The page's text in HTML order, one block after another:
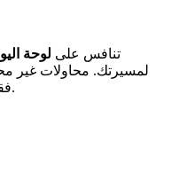
تنافس على لوحة
لمسيرتك. محاولات غير
فقط، فلن تفسد عضّة واحدة أمسيتك أبدًا.